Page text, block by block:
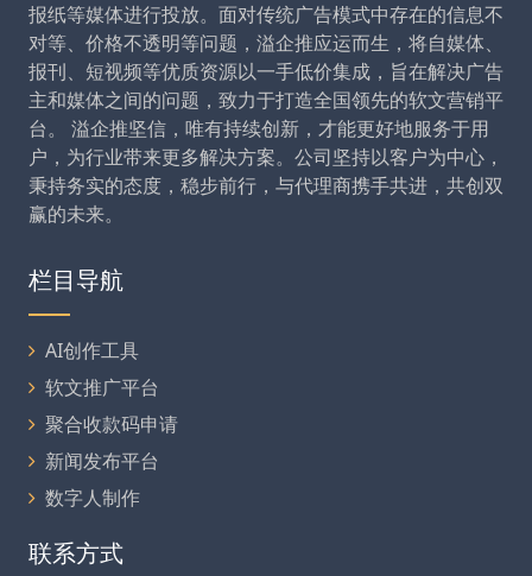
报纸等媒体进行投放。面对传统广告模式中存在的信息不
对等、价格不透明等问题，溢企推应运而生，将自媒体、
报刊、短视频等优质资源以一手低价集成，旨在解决广告
主和媒体之间的问题，致力于打造全国领先的软文营销平
台。 溢企推坚信，唯有持续创新，才能更好地服务于用
户，为行业带来更多解决方案。公司坚持以客户为中心，
秉持务实的态度，稳步前行，与代理商携手共进，共创双
赢的未来。
栏目导航
AI创作工具
软文推广平台
聚合收款码申请
新闻发布平台
数字人制作
联系方式